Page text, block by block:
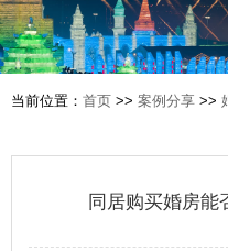
当前位置： 首页 >> 案例分享 >>
同居购买婚房能